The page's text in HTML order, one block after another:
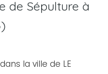
de Sépulture à
la ville de LE